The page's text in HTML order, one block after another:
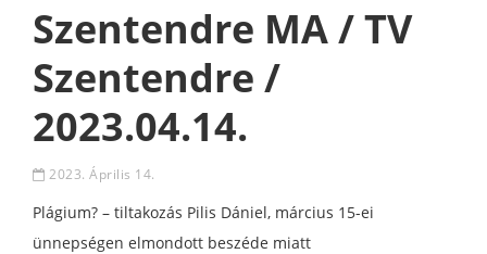
Szentendre MA / TV
Szentendre /
2023.04.14.
2023. Április 14.
Plágium? – tiltakozás Pilis Dániel, március 15-ei
ünnepségen elmondott beszéde miatt